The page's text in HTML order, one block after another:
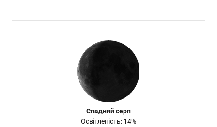
Спадний серп
Освітленість: 14%